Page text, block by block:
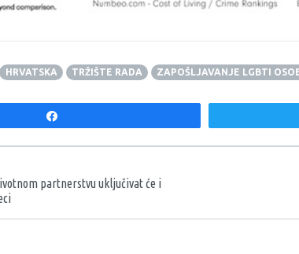
HRVATSKA TRŽIŠTE RADA ZAPOŠLJAVANJE LGBTI
partnerstvu uključivat će i